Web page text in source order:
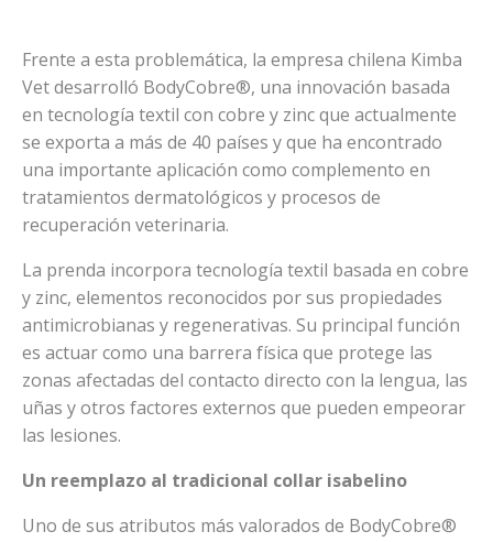
Frente a esta problemática, la empresa chilena Kimba
Vet desarrolló BodyCobre®, una innovación basada
en tecnología textil con cobre y zinc que actualmente
se exporta a más de 40 países y que ha encontrado
una importante aplicación como complemento en
tratamientos dermatológicos y procesos de
recuperación veterinaria.
La prenda incorpora tecnología textil basada en cobre
y zinc, elementos reconocidos por sus propiedades
antimicrobianas y regenerativas. Su principal función
es actuar como una barrera física que protege las
zonas afectadas del contacto directo con la lengua, las
uñas y otros factores externos que pueden empeorar
las lesiones.
Un reemplazo al tradicional collar isabelino
Uno de sus atributos más valorados de BodyCobre®